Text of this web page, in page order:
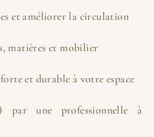
et améliorer la circulation
matières et mobilier
et durable à votre espace
par une professionnelle à